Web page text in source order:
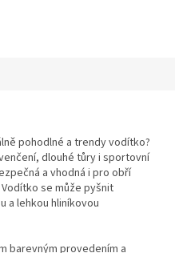
pohodlné a trendy vodítko?
dlouhé tůry i sportovní
a vhodná i pro obří
se může pyšnit
a lehkou hliníkovou
barevným provedením a